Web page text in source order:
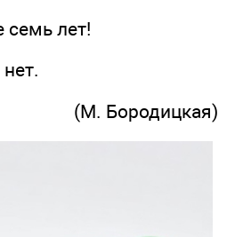
семь лет!
(М. Бородицкая)